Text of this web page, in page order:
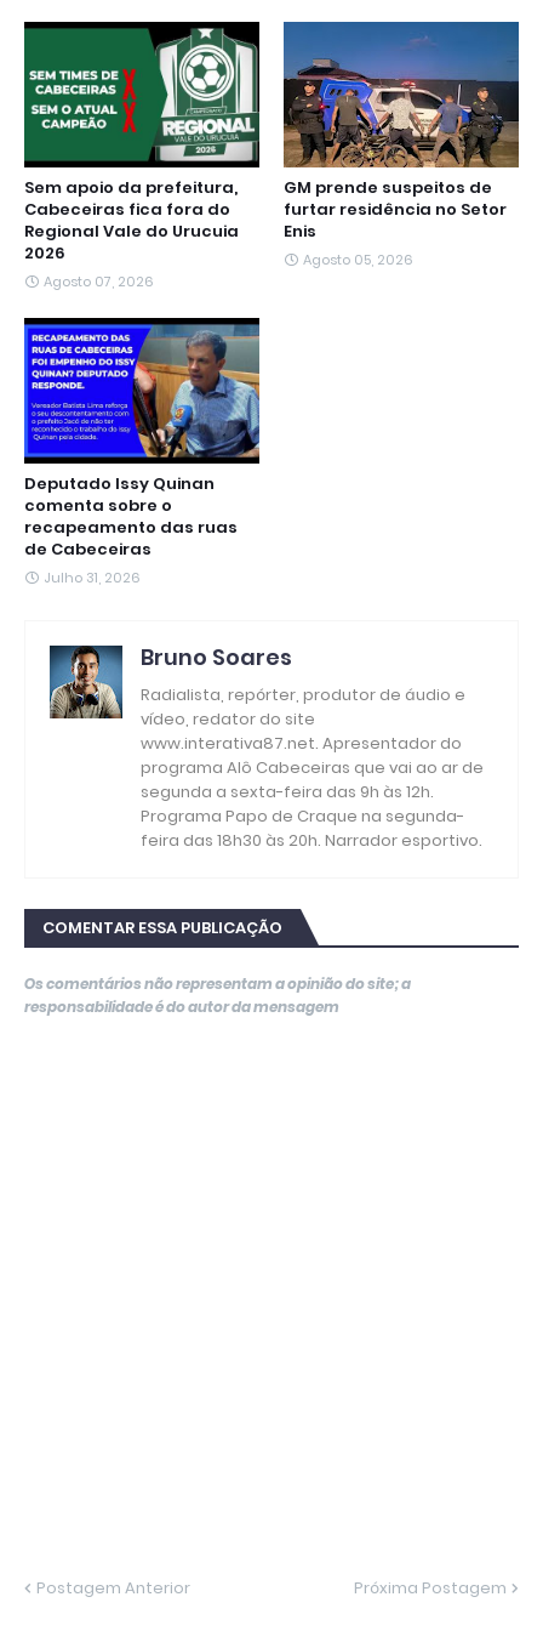
k
m
r
Sem apoio da prefeitura,
Cabeceiras fica fora do
Regional Vale do Urucuia
2026
Agosto 07, 2026
GM prende suspeitos de
furtar residência no Setor
Enis
Agosto 05, 2026
Deputado Issy Quinan
comenta sobre o
recapeamento das ruas
de Cabeceiras
Julho 31, 2026
Bruno Soares
Radialista, repórter, produtor de áudio e
vídeo, redator do site
www.interativa87.net. Apresentador do
programa Alô Cabeceiras que vai ao ar de
segunda a sexta-feira das 9h às 12h.
Programa Papo de Craque na segunda-
feira das 18h30 às 20h. Narrador esportivo.
COMENTAR ESSA PUBLICAÇÃO
Os comentários não representam a opinião do site; a
responsabilidade é do autor da mensagem
Postagem Anterior Próxima Postagem